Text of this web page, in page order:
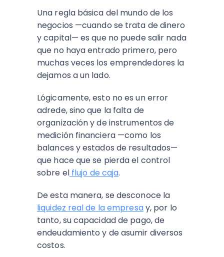
Una regla básica del mundo de los
negocios —cuando se trata de dinero
y capital— es que no puede salir nada
que no haya entrado primero, pero
muchas veces los emprendedores la
dejamos a un lado.
Lógicamente, esto no es un error
adrede, sino que la falta de
organización y de instrumentos de
medición financiera —como los
balances y estados de resultados—
que hace que se pierda el control
sobre elflujo de caja.
De esta manera, se desconoce la
liquidez real de la empresay, por lo
tanto, su capacidad de pago, de
endeudamiento y de asumir diversos
costos.